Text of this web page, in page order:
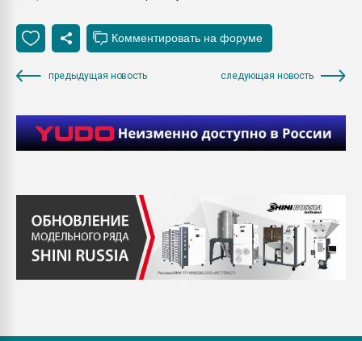
предыдущая новость следующая новость